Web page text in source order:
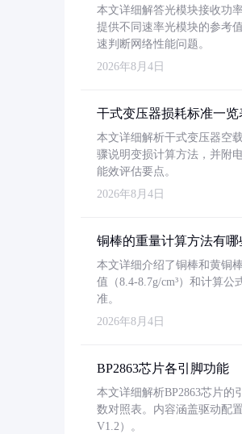
本文详细解答光模块接收功
提供不同速率光模块的参考
速判断网络性能问题。
2026年8月4日
干式变压器损耗标准一
本文详细解析干式变压器空
骤说明变损计算方法，并附
能效评估要点。
2026年8月4日
铜棒的重量计算方法有哪
本文详细介绍了铜棒和黄铜
值（8.4-8.7g/cm³）和计算
准。
2026年8月4日
BP2863芯片各引脚功能
本文详细解析BP2863芯片
数对照表。内容涵盖驱动配
V1.2）。